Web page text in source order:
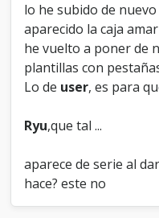
lo he subido de
aparecido la caja
he vuelto a poner de
plantillas con
Lo de user, es para
Ryu,que tal ...
aparece de serie al
hace? este no